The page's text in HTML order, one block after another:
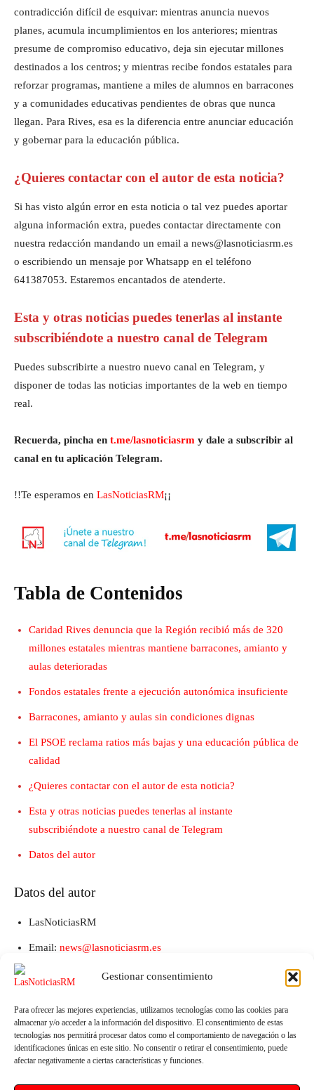
Gestionar consentimiento
Para ofrecer las mejores experiencias, utilizamos tecnologías como las cookies para
almacenar y/o acceder a la información del dispositivo. El consentimiento de estas
tecnologías nos permitirá procesar datos como el comportamiento de navegación o las
identificaciones únicas en este sitio. No consentir o retirar el consentimiento, puede
afectar negativamente a ciertas características y funciones.
contradicción difícil de esquivar: mientras anuncia nuevos
planes, acumula incumplimientos en los anteriores; mientras
presume de compromiso educativo, deja sin ejecutar millones
destinados a los centros; y mientras recibe fondos estatales para
reforzar programas, mantiene a miles de alumnos en barracones
y a comunidades educativas pendientes de obras que nunca
llegan. Para Rives, esa es la diferencia entre anunciar educación
y gobernar para la educación pública.
¿Quieres contactar con el autor de esta noticia?
Si has visto algún error en esta noticia o tal vez puedes aportar
alguna información extra, puedes contactar directamente con
nuestra redacción mandando un email a news@lasnoticiasrm.es
o escribiendo un mensaje por Whatsapp en el teléfono
641387053. Estaremos encantados de atenderte.
Esta y otras noticias puedes tenerlas al instante
subscribiéndote a nuestro canal de Telegram
Puedes subscribirte a nuestro nuevo canal en Telegram, y
disponer de todas las noticias importantes de la web en tiempo
real.
Recuerda, pincha en t.me/lasnoticiasrm y dale a subscribir al
canal en tu aplicación Telegram.
!!Te esperamos en LasNoticiasRM¡¡
Tabla de Contenidos
Caridad Rives denuncia que la Región recibió más de 320
millones estatales mientras mantiene barracones, amianto y
aulas deterioradas
Fondos estatales frente a ejecución autonómica insuficiente
Barracones, amianto y aulas sin condiciones dignas
El PSOE reclama ratios más bajas y una educación pública de
calidad
¿Quieres contactar con el autor de esta noticia?
Esta y otras noticias puedes tenerlas al instante
subscribiéndote a nuestro canal de Telegram
Datos del autor
Datos del autor
LasNoticiasRM
Email: news@lasnoticiasrm.es
Teléfono y Whatsapp: 641387053